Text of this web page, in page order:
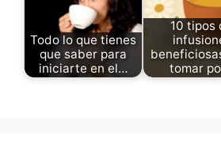
Todo lo que tienes
que saber para
iniciarte en el…
10 tipos
tomar